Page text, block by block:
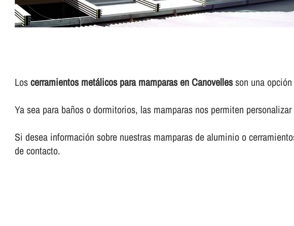
Loscerramientos metálicos para mamparas en Canovellesson una
Ya sea para baños o dormitorios, las mamparas nos permiten
Si desea información sobre nuestras mamparas de aluminio o
de contacto.